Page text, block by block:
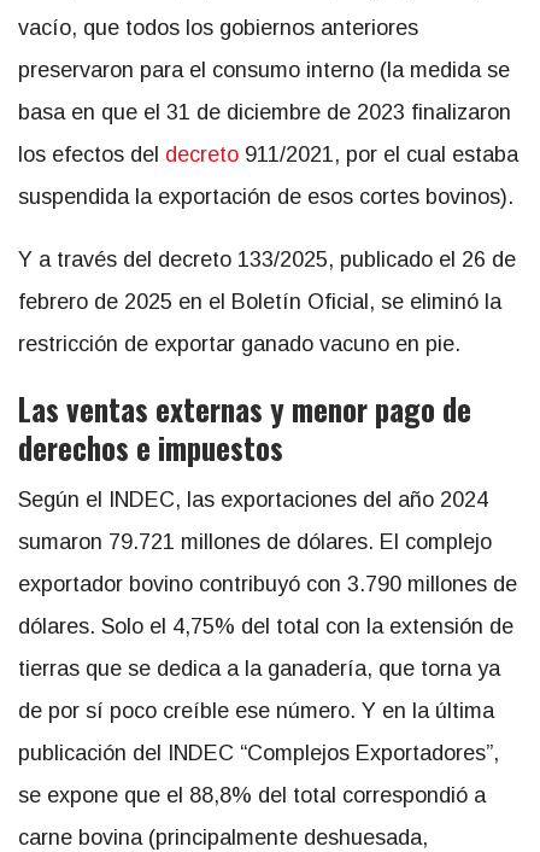
vacío, que todos los gobiernos anteriores
preservaron para el consumo interno (la medida se
basa en que el 31 de diciembre de 2023 finalizaron
los efectos del decreto 911/2021, por el cual estaba
suspendida la exportación de esos cortes bovinos).
Y a través del decreto 133/2025, publicado el 26 de
febrero de 2025 en el Boletín Oficial, se eliminó la
restricción de exportar ganado vacuno en pie.
Las ventas externas y menor pago de
derechos e impuestos
Según el INDEC, las exportaciones del año 2024
sumaron 79.721 millones de dólares. El complejo
exportador bovino contribuyó con 3.790 millones de
dólares. Solo el 4,75% del total con la extensión de
tierras que se dedica a la ganadería, que torna ya
de por sí poco creíble ese número. Y en la última
publicación del INDEC “Complejos Exportadores”,
se expone que el 88,8% del total correspondió a
carne bovina (principalmente deshuesada,